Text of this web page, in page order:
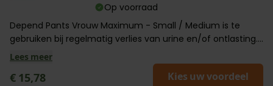
Op voorraad
Depend Pants Vrouw Maximum - Small / Medium is te
gebruiken bij regelmatig verlies van urine en/of ontlasting....
Lees meer
€ 15,78 Kies uw voordeel